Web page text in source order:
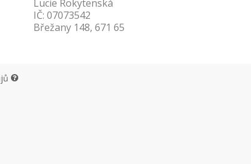
Lucie Rokytenská
IČ: 07073542
Břežany 148, 671 65